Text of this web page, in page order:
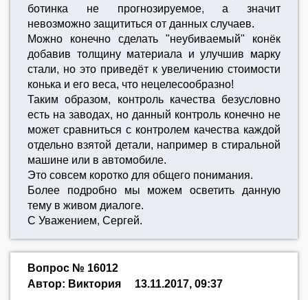
ботинка не прогнозируемое, а значит
невозможно защититься от данных случаев.
Можно конечно сделать "неубиваемый" конёк
добавив толщину материала и улучшив марку
стали, но это приведёт к увеличению стоимости
конька и его веса, что нецелесообразно!
Таким образом, контроль качества безусловно
есть на заводах, но данный контроль конечно не
может сравниться с контролем качества каждой
отдельно взятой детали, например в стиральной
машине или в автомобиле.
Это совсем коротко для общего понимания.
Более подробно мы можем осветить данную
тему в живом диалоге.
С Уважением, Сергей.
Вопрос № 16012
Автор: Виктория
13.11.2017, 09:37